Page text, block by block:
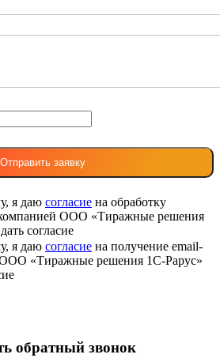
я даю согласие на обработку
ООО «Тиражные решения
согласие
я даю согласие на получение email-
«Тиражные решения 1С-Рарус»
обратный звонок